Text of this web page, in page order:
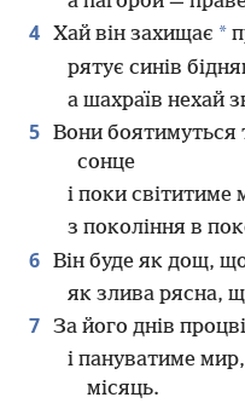
4 Хай він захищає *
рятує синів
а шахраїв нехай
5 Вони боятимуться
сонце
і поки світитиме
з покоління в
6 Він буде як дощ,
як злива рясна,
7 За його днів
і пануватиме мир,
місяць.